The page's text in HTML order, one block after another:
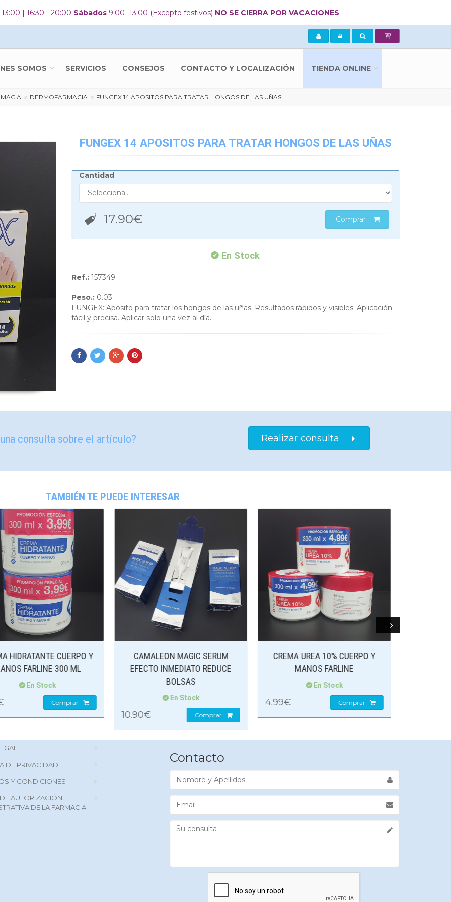
| 16:30 - 20:00 Sábados9:00 -13:00 (Excepto festivos) NO SE CIERRA POR VACACIONES
SOMOS SERVICIOS CONSEJOS CONTACTO Y LOCALIZACIÓN TIENDA ONLINE
DERMOFARMACIA FUNGEX 14 APOSITOS PARA TRATAR HONGOS DE LAS UÑAS
FUNGEX 14 APOSITOS PARA TRATAR HONGOS DE LAS UÑAS
Cantidad
17.90€ Comprar
En Stock
Ref.:157349
Peso.:0.03
FUNGEX: Apósito para tratar los hongos de las uñas. Resultados rápidos y visibles. Aplicación
fácil y precisa. Aplicar solo una vez al día.
consulta sobre el artículo? Realizar consulta
TAMBIÉN TE PUEDE INTERESAR
MAGIC SERUM
INMEDIATO REDUCE
BOLSAS
En Stock
CREMA UREA 10% CUERPO Y
MANOS FARLINE
En Stock
Comprar
AGUA MICELAR BIFÁSICA 150 ML
En Stock
Comprar
Next
DE PRIVACIDAD
Y CONDICIONES
AUTORIZACIÓN
DE LA FARMACIA
Contacto
Nombre
Apellidos
Email
Su